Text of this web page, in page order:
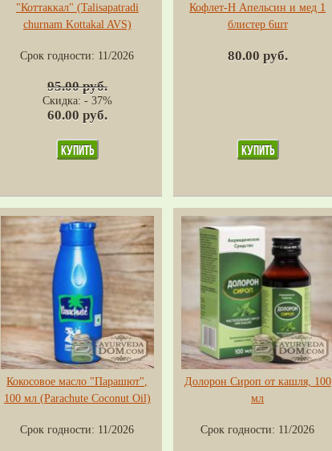
"Коттаккал" (Talisapatradi
churnam Kottakal AVS)
Срок годности: 11/2026
95.00 руб.
Скидка: - 37%
60.00 руб.
Кофлет-H Апельсин и мед 1
блистер 6шт
80.00 руб.
Кокосовое масло "Парашют",
100 мл (Parachute Coconut Oil)
Срок годности: 11/2026
Долорон Сироп от кашля, 100
мл
Срок годности: 11/2026